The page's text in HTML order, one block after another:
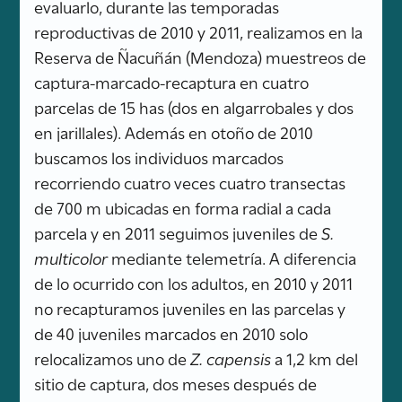
evaluarlo, durante las temporadas
reproductivas de 2010 y 2011, realizamos en la
Reserva de Ñacuñán (Mendoza) muestreos de
captura-marcado-recaptura en cuatro
parcelas de 15 has (dos en algarrobales y dos
en jarillales). Además en otoño de 2010
buscamos los individuos marcados
recorriendo cuatro veces cuatro transectas
de 700 m ubicadas en forma radial a cada
parcela y en 2011 seguimos juveniles deS.
multicolormediante telemetría. A diferencia
de lo ocurrido con los adultos, en 2010 y 2011
no recapturamos juveniles en las parcelas y
de 40 juveniles marcados en 2010 solo
relocalizamos uno deZ. capensisa 1,2 km del
sitio de captura, dos meses después de